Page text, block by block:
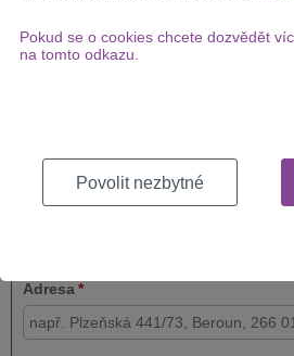
Trápí vás rychlost
Dostupnost služeb
Adresa *
Pokud se o cookies chcete dozvědět
na tomto odkazu.
Povolit nezbytné